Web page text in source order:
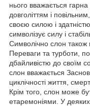
нього вважається
довголіттям і
своєю силою і
символізує силу і
Символічно слон також
Переваги та турботи,
дбайливістю до своїм
слон вважається
циклічності життя,
Крім того, слон може
етаремоніями. У